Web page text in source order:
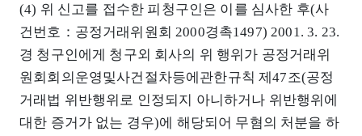
(4) 위 신고를 접수한 피청구인은 이를 심사한 후(사
건번호：공정거래위원회 2000경촉1497) 2001. 3. 23.
경 청구인에게 청구외 회사의 위 행위가 공정거래위
원회회의운영및사건절차등에관한규칙 제47조(공정
거래법 위반행위로 인정되지 아니하거나 위반행위에
대한 증거가 없는 경우)에 해당되어 무혐의 처분을 하